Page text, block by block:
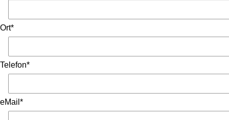
Ort*
Telefon*
eMail*